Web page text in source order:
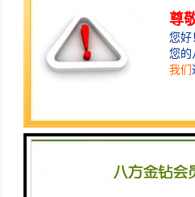
开发商：深圳市时轩
物业公司：深圳市中
总楼层：33层（1-4
空调费：8.5元/平米/
使用年限：50年（